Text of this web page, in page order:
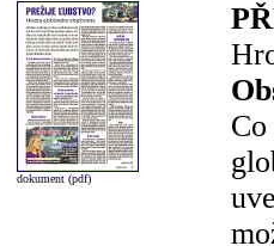
dokument (pdf)